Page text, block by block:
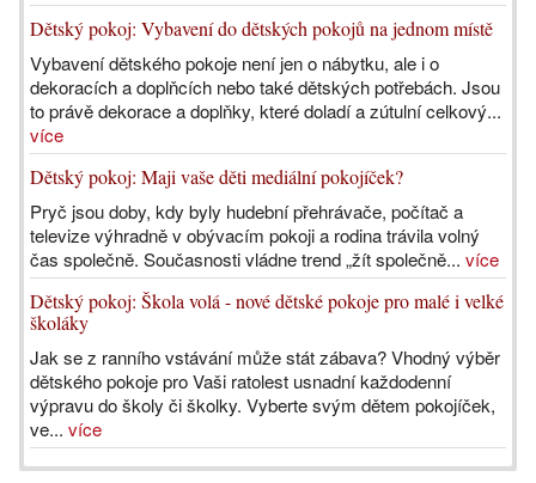
Dětský pokoj: Vybavení do dětských pokojů na jednom místě
Vybavení dětského pokoje není jen o nábytku, ale i o
dekoracích a doplňcích nebo také dětských potřebách. Jsou
to právě dekorace a doplňky, které doladí a zútulní celkový...
více
Dětský pokoj: Maji vaše děti mediální pokojíček?
Pryč jsou doby, kdy byly hudební přehrávače, počítač a
televize výhradně v obývacím pokoji a rodina trávila volný
čas společně. Současnosti vládne trend „žít společně... více
Dětský pokoj: Škola volá - nové dětské pokoje pro malé i velké
školáky
Jak se z ranního vstávání může stát zábava? Vhodný výběr
dětského pokoje pro Vaši ratolest usnadní každodenní
výpravu do školy či školky. Vyberte svým dětem pokojíček,
ve... více